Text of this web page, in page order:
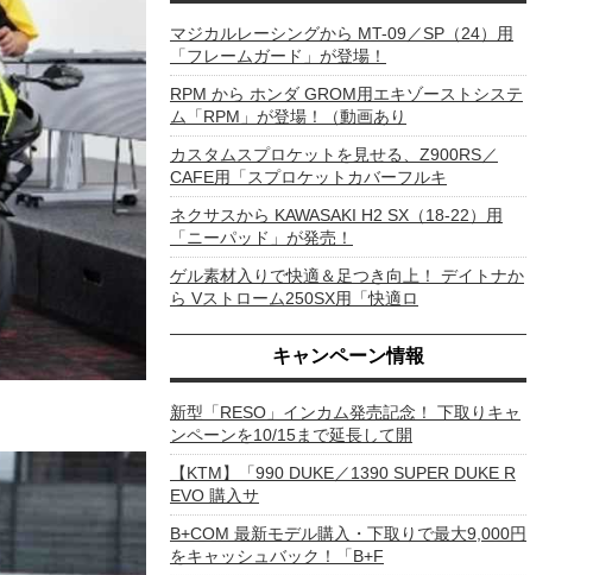
マジカルレーシングから MT-09／SP（24）用
「フレームガード」が登場！
RPM から ホンダ GROM用エキゾーストシステ
ム「RPM」が登場！（動画あり
カスタムスプロケットを見せる、Z900RS／
CAFE用「スプロケットカバーフルキ
ネクサスから KAWASAKI H2 SX（18-22）用
「ニーパッド」が発売！
ゲル素材入りで快適＆足つき向上！ デイトナか
ら Vストローム250SX用「快適ロ
キャンペーン情報
新型「RESO」インカム発売記念！ 下取りキャ
ンペーンを10/15まで延長して開
【KTM】「990 DUKE／1390 SUPER DUKE R
EVO 購入サ
B+COM 最新モデル購入・下取りで最大9,000円
をキャッシュバック！「B+F